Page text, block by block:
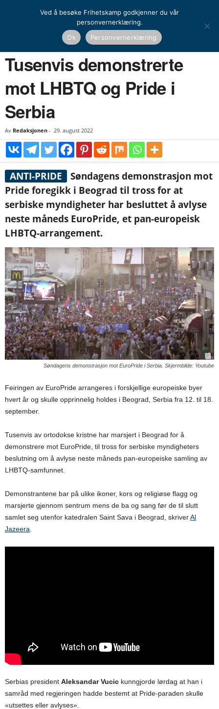
Tusenvis demonstrerte mot LHBTQ og Pride i Serbia
Tusenvis demonstrerte
mot LHBTQ og Pride i
Serbia
Av Redaksjonen - 29. august 2022
ANTI-PRIDE
Søndagens demonstrasjon mot
Pride foregikk i Beograd til tross for at
serbiske myndigheter har besluttet å avlyse
neste måneds EuroPride, et pan-europeisk
LHBTQ-arrangement.
Søndagens demonstrasjon mot EuroPride i Serbia. Skjermbilde: Youtube
Feiringen av EuroPride arrangeres i forskjellige europeiske byer
hvert år og skulle opprinnelig holdes i Beograd, Serbia fra 12. til 18.
september.
Tusenvis av ortodokse kristne har marsjert i Beograd for å
demonstrere mot EuroPride, til tross for serbiske myndigheters
beslutning om å avlyse neste måneds pan-europeiske samling av
LHBTQ-samfunnet.
Demonstrantene bar på ulike ikoner, kors og religiøse flagg og
marsjerte gjennom sentrum mens de ba og sang før de til slutt
samlet seg utenfor katedralen Saint Sava i Beograd, skriverAl
Jazeera.
Serbias president Aleksandar Vucic kunngjorde lørdag at han i
samråd med regjeringen hadde bestemt at Pride-paraden skulle
«utsettes eller avlyses».
Ved å besøke Frihetskamp godkjenner du vår
personvernerklæring.
Ok
Personvernerklæring